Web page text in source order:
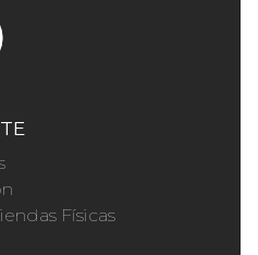
Físicas